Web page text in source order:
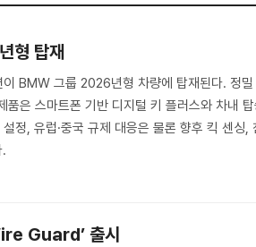
형 탑재
BMW 그룹 2026년형 차량에 탑재된다. 정밀
은 스마트폰 기반 디지털 키 플러스와 차내 탑
정, 유럽·중국 규제 대응은 물론 향후 킥 센싱,
Guard’ 출시